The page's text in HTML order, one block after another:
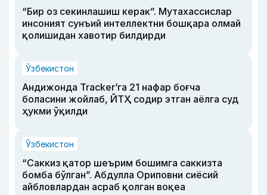
“Бир оз секинлашиш керак”. Мутахассислар
инсоният сунъий интеллектни бошқара олмай
қолишидан хавотир билдирди
Ўзбекистон
Андижонда Tracker’га 21 нафар боғча
боласини жойлаб, ЙТҲ содир этган аёлга суд
ҳукми ўқилди
Ўзбекистон
“Саккиз қатор шеърим бошимга саккизта
бомба бўлган”. Абдулла Ориповни сиёсий
айбловлардан асраб қолган воқеа